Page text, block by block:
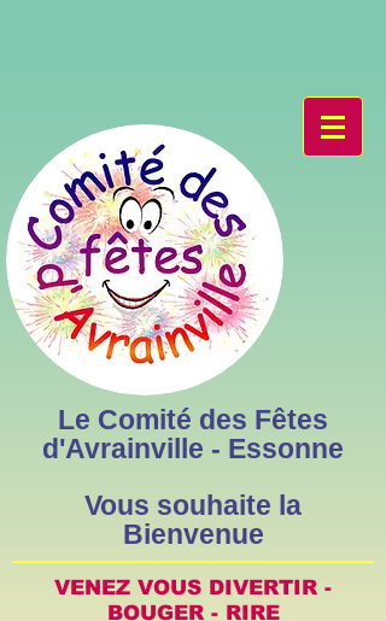
Le Comité des Fêtes
d'Avrainville - Essonne
Vous souhaite la
Bienvenue
VENEZ VOUS DIVERTIR -
BOUGER - RIRE